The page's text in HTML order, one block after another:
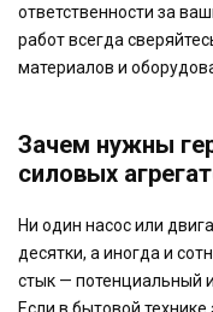
ответственности за
работ всегда
материалов и
Зачем нужны
силовых
Ни один насос или
десятки, а иногда и
стык — потенциальный